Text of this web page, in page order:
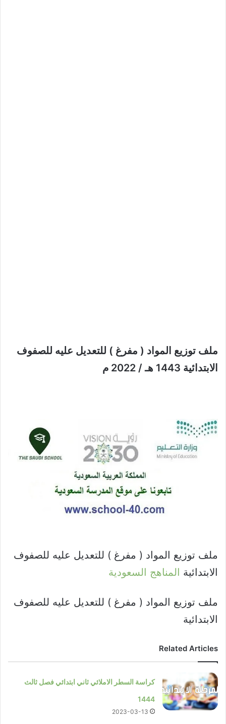
ملف توزيع المواد ( مفرغ ) للتعديل عليه للصفوف
الابتدائية 1443 هـ / 2022 م
ملف توزيع المواد ( مفرغ ) للتعديل عليه للصفوف
الابتدائية المناهج السعودية
ملف توزيع المواد ( مفرغ ) للتعديل عليه للصفوف
الابتدائية
Related Articles
كراسة السطر الاملائي ثاني ابتدائي فصل ثالث
1444
2023-03-13